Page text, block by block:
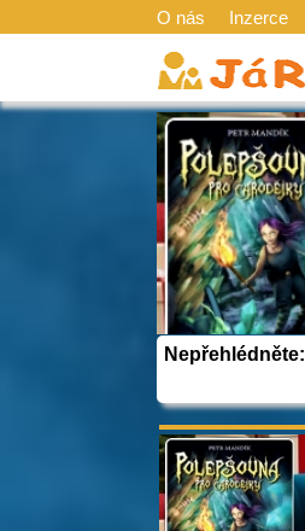
O nás Inzerce
Nepřehlédněte: